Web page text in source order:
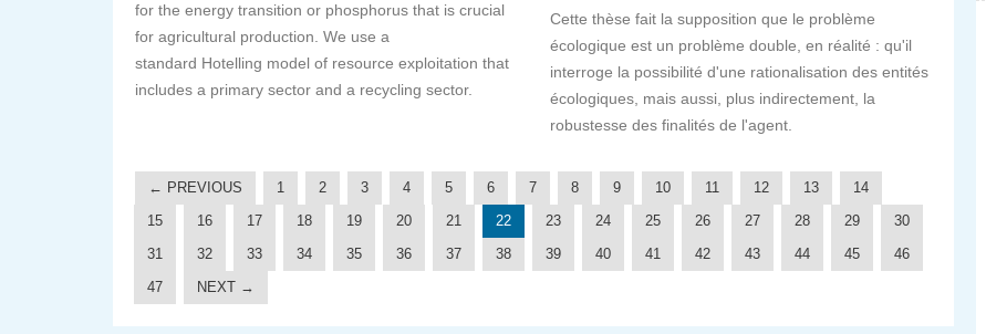
for the energy transition or phosphorus that is crucial
for agricultural production. We use a
standard Hotelling model of resource exploitation that
includes a primary sector and a recycling sector.
Cette thèse fait la supposition que le problème
écologique est un problème double, en réalité : qu'il
interroge la possibilité d'une rationalisation des entités
écologiques, mais aussi, plus indirectement, la
robustesse des finalités de l'agent.
← PREVIOUS 1 2 3 4 5 6 7 8 9 10 11 12 13
14
15
16 17 18 19 20 21 22 23 24 25 26 27 28 29
30
31
32 33 34 35 36 37 38 39 40 41 42 43 44 45
46
47
NEXT →